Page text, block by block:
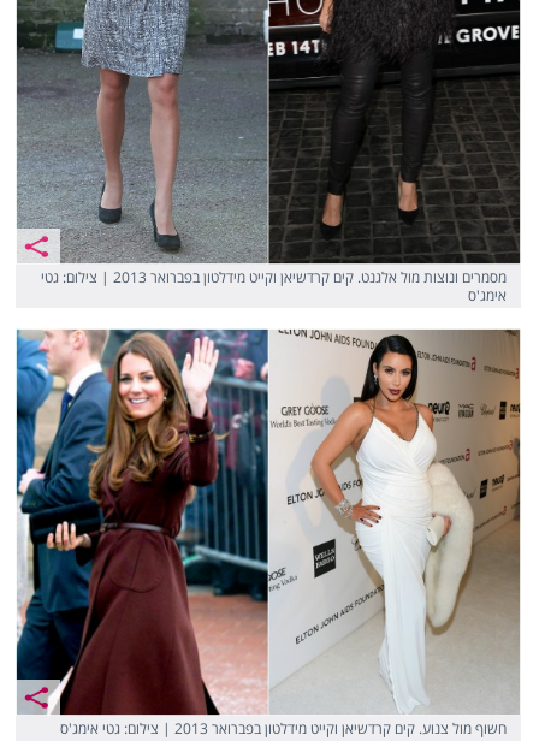
מסמרים ונוצות מול אלגנט. קים קרדשיאן וקייט מידלטון בפברואר 2013 | צילום: גטי
אימג'ס
חשוף מול צנוע. קים קרדשיאן וקייט מידלטון בפברואר 2013 | צילום: גטי אימג'ס